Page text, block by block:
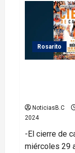
el
de
Rosarito
NoticiasB.C
2024
-El cierre de
miércoles 29